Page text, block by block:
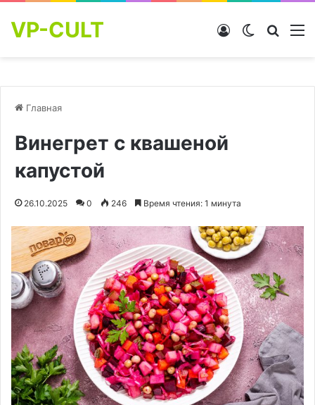
VP-CULT Switch skin
Войти
Главная
Винегрет с квашеной
капустой
26.10.2025 0 246 Время чтения: 1 минута